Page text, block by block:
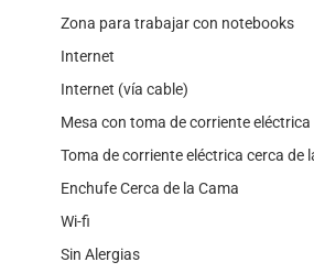
Zona para trabajar con notebooks
Internet
Internet (vía cable)
Mesa con toma de corriente eléctrica
Toma de corriente eléctrica cerca de
Enchufe Cerca de la Cama
Wi-fi
Sin Alergias